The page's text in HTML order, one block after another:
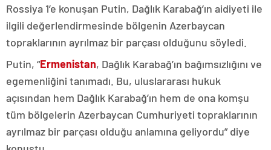
Rossiya 1’e konuşan Putin, Dağlık Karabağ’ın aidiyeti ile
ilgili değerlendirmesinde bölgenin Azerbaycan
topraklarının ayrılmaz bir parçası olduğunu söyledi.
Putin, “Ermenistan, Dağlık Karabağ’ın bağımsızlığını ve
egemenliğini tanımadı. Bu, uluslararası hukuk
açısından hem Dağlık Karabağ’ın hem de ona komşu
tüm bölgelerin Azerbaycan Cumhuriyeti topraklarının
ayrılmaz bir parçası olduğu anlamına geliyordu” diye